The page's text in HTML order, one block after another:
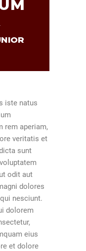
iste natus
rem aperiam,
veritatis et
sunt
odit aut
dolores
nesciunt.
dolorem
eius
et dolore